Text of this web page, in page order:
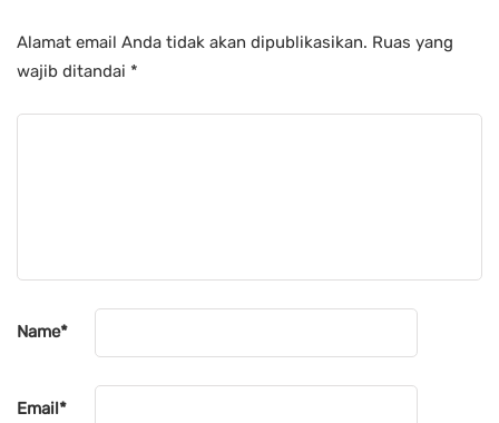
Alamat email Anda tidak akan dipublikasikan. Ruas yang
wajib ditandai *
Name*
Email*